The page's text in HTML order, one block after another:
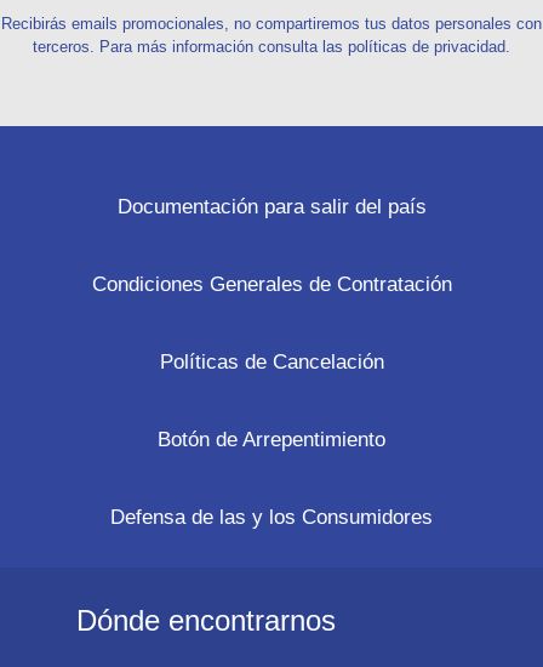
Recibirás emails promocionales, no compartiremos tus datos personales con
terceros. Para más información consulta las políticas de privacidad.
Documentación para salir del país
Condiciones Generales de Contratación
Políticas de Cancelación
Botón de Arrepentimiento
Defensa de las y los Consumidores
Dónde encontrarnos